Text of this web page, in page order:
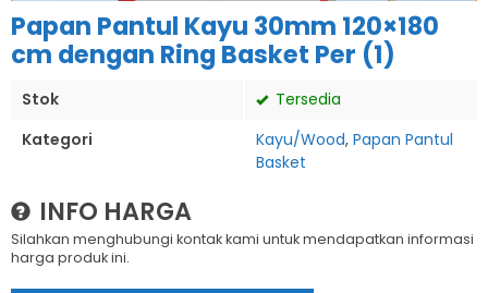
Papan Pantul Kayu 30mm 120×180
cm dengan Ring Basket Per (1)
Stok
Tersedia
Kategori
Kayu/Wood, Papan Pantul
Basket
INFO HARGA
Silahkan menghubungi kontak kami untuk mendapatkan informasi
harga produk ini.